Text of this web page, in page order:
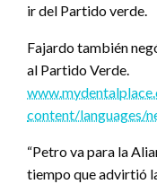
ir del Partido verde.
Fajardo también
al Partido Verde.
content/languages/
“Petro va para la
tiempo que advirtió